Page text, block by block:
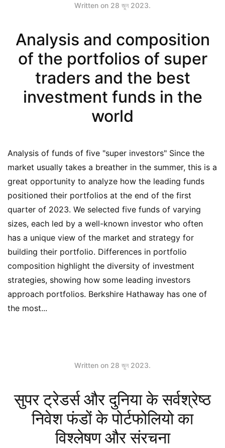
Written on 28 জুন 2023.
Analysis and composition
of the portfolios of super
traders and the best
investment funds in the
world
Analysis of funds of five "super investors" Since the
market usually takes a breather in the summer, this is a
great opportunity to analyze how the leading funds
positioned their portfolios at the end of the first
quarter of 2023. We selected five funds of varying
sizes, each led by a well-known investor who often
has a unique view of the market and strategy for
building their portfolio. Differences in portfolio
composition highlight the diversity of investment
strategies, showing how some leading investors
approach portfolios. Berkshire Hathaway has one of
the most...
Written on 28 জুন 2023.
सुपर ट्रेडर्स और दुनिया के सर्वश्रेष्ठ
निवेश फंडों के पोर्टफोलियो का
विश्लेषण और संरचना